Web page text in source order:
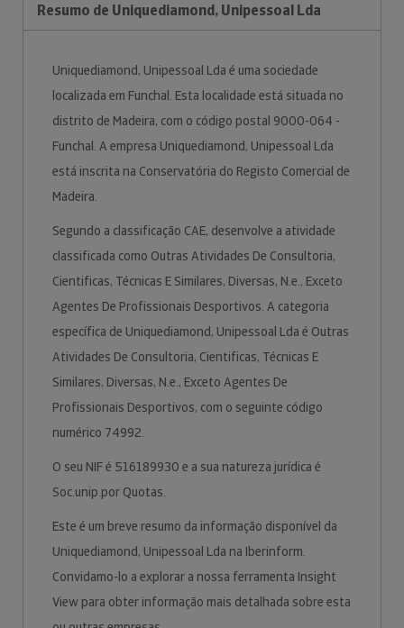
Resumo de Uniquediamond, Unipessoal Lda
Uniquediamond, Unipessoal Lda é uma sociedade
localizada em Funchal. Esta localidade está situada no
distrito de Madeira, com o código postal 9000-064 -
Funchal. A empresa Uniquediamond, Unipessoal Lda
está inscrita na Conservatória do Registo Comercial de
Madeira.
Segundo a classificação CAE, desenvolve a atividade
classificada como Outras Atividades De Consultoria,
Cientificas, Técnicas E Similares, Diversas, N.e., Exceto
Agentes De Profissionais Desportivos. A categoria
específica de Uniquediamond, Unipessoal Lda é Outras
Atividades De Consultoria, Cientificas, Técnicas E
Similares, Diversas, N.e., Exceto Agentes De
Profissionais Desportivos, com o seguinte código
numérico 74992.
O seu NIF é 516189930 e a sua natureza jurídica é
Soc.unip.por Quotas.
Este é um breve resumo da informação disponível da
Uniquediamond, Unipessoal Lda na Iberinform.
Convidamo-lo a explorar a nossa ferramenta Insight
View para obter informação mais detalhada sobre esta